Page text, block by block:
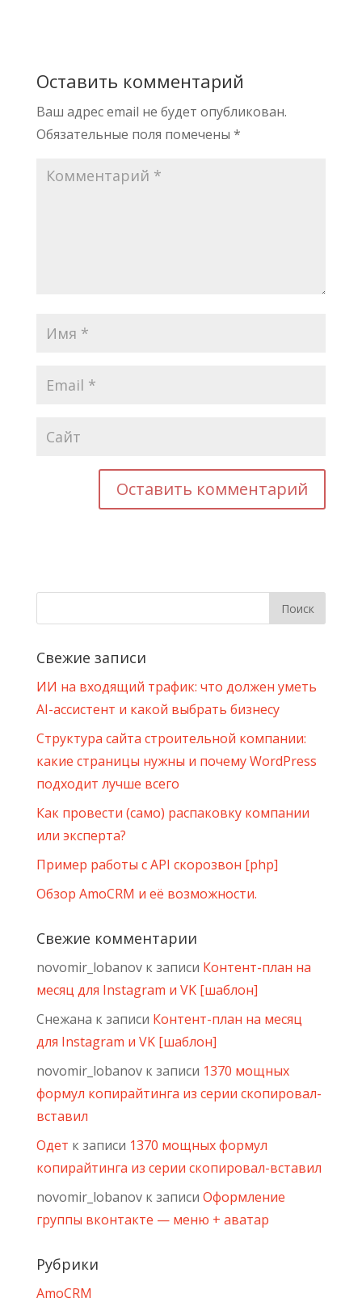
Оставить комментарий
Ваш адрес email не будет опубликован.
Обязательные поля помечены *
Свежие записи
ИИ на входящий трафик: что должен уметь
AI-ассистент и какой выбрать бизнесу
Структура сайта строительной компании:
какие страницы нужны и почему WordPress
подходит лучше всего
Как провести (само) распаковку компании
или эксперта?
Пример работы с API скорозвон [php]
Обзор AmoCRM и её возможности.
Свежие комментарии
novomir_lobanovк записи Контент-план на
месяц для Instagram и VK [шаблон]
Снежана к записи Контент-план на месяц
для Instagram и VK [шаблон]
novomir_lobanovк записи 1370 мощных
формул копирайтинга из серии скопировал-
вставил
Одет к записи 1370 мощных формул
копирайтинга из серии скопировал-вставил
novomir_lobanovк записи Оформление
группы вконтакте — меню + аватар
Рубрики
AmoCRM